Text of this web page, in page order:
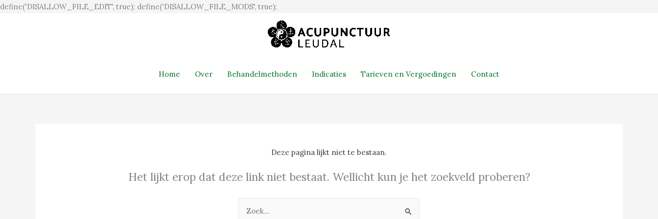
define('DISALLOW_FILE_EDIT', true); define('DISALLOW_FILE_MODS', true);
naar
de
inhoud
Home Over Behandelmethoden Indicaties Tarieven en Vergoedingen Contact
Deze pagina lijkt niet te bestaan.
Het lijkt erop dat deze link niet bestaat. Wellicht kun je het zoekveld proberen?
Zoek